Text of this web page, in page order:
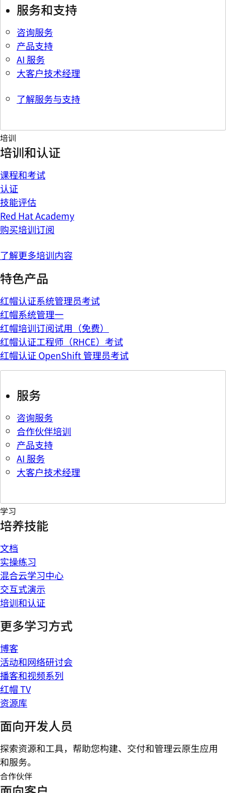
服务和支持
咨询服务
产品支持
AI 服务
大客户技术经理
了解服务与支持
培训
培训和认证
课程和考试
认证
技能评估
Red Hat Academy
购买培训订阅
了解更多培训内容
特色产品
红帽认证系统管理员考试
红帽系统管理一
红帽培训订阅试用（免费）
红帽认证工程师（RHCE）考试
红帽认证 OpenShift 管理员考试
服务
咨询服务
合作伙伴培训
产品支持
AI 服务
大客户技术经理
学习
培养技能
文档
实操练习
混合云学习中心
交互式演示
培训和认证
更多学习方式
博客
活动和网络研讨会
播客和视频系列
红帽 TV
资源库
面向开发人员
探索资源和工具，帮助您构建、交付和管理云原生应用
和服务。
合作伙伴